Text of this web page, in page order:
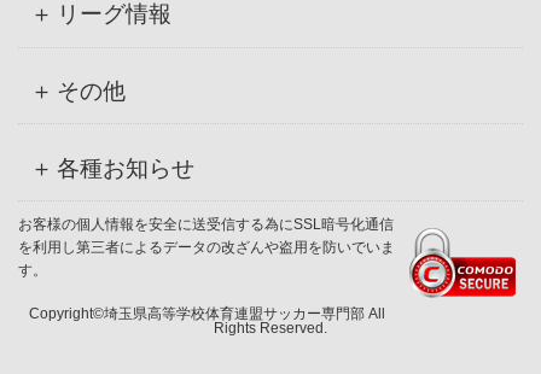
リーグ情報
その他
各種お知らせ
お客様の個人情報を安全に送受信する為にSSL暗号化通信
を利用し第三者によるデータの改ざんや盗用を防いでいま
す。
Copyright©埼玉県高等学校体育連盟サッカー専門部 All
Rights Reserved.